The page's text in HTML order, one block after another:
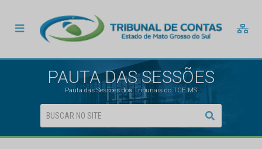
PAUTA DAS SESSÕES
Pauta das Sessões dos Tribunais do TCE MS